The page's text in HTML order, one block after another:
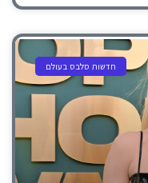
חדשות סלבס בעולם